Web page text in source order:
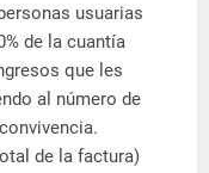
usuarias
de la cuantía
que les
al número de
de la factura)